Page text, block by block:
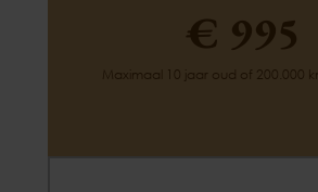
€ 995
Maximaal 10 jaar oud of 200.000